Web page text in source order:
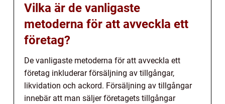
Vilka är de vanligaste
metoderna för att avveckla ett
företag?
De vanligaste metoderna för att avveckla ett
företag inkluderar försäljning av tillgångar,
likvidation och ackord. Försäljning av tillgångar
innebär att man säljer företagets tillgångar